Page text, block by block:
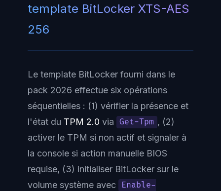
template BitLocker XTS-AES
256
Le template BitLocker fourni dans le
pack 2026 effectue six opérations
séquentielles : (1) vérifier la présence et
l'état du TPM 2.0 via Get-Tpm , (2)
activer le TPM si non actif et signaler à
la console si action manuelle BIOS
requise, (3) initialiser BitLocker sur le
volume système avec
Enable-